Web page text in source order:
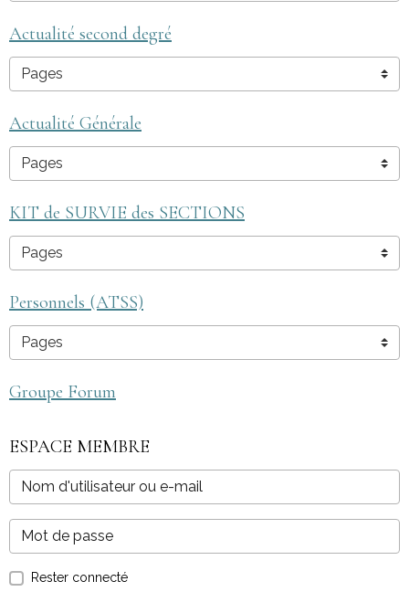
Actualité second degré
Actualité Générale
KIT de SURVIE des SECTIONS
Personnels (ATSS)
Groupe Forum
ESPACE MEMBRE
Rester connecté